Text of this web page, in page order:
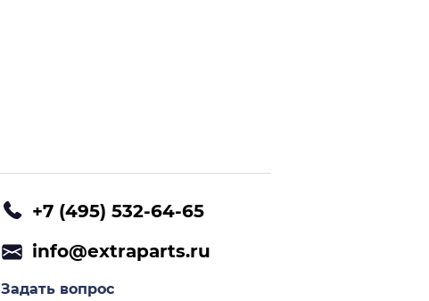
+7 (495) 532-64-65
info@extraparts.ru
Задать вопрос